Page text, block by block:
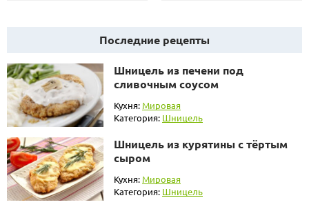
Последние рецепты
Шницель из печени под
сливочным соусом
Кухня: Мировая
Категория: Шницель
Шницель из курятины с тёртым
сыром
Кухня: Мировая
Категория: Шницель